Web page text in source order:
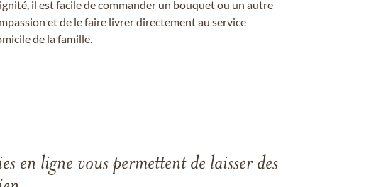
il est facile de commander un bouquet ou un autre
et de le faire livrer directement au service
de la famille.
en ligne vous permettent de laisser des